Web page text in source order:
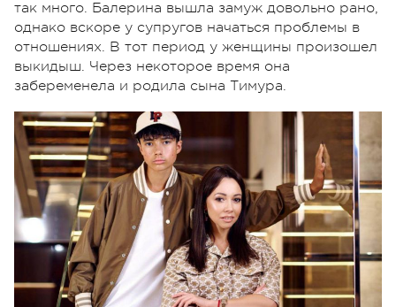
так много. Балерина вышла замуж довольно рано,
однако вскоре у супругов начаться проблемы в
отношениях. В тот период у женщины произошел
выкидыш. Через некоторое время она
забеременела и родила сына Тимура.